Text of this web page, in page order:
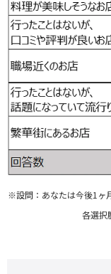
※設問：あなたは今後1ヶ
各選択